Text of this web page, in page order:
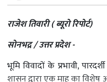
राजेश तिवारी ( ब्यूरो रिपोर्ट)
सोनभद्र / उत्तर प्रदेश -
भूमि विवादों के प्रभावी,
शासन द्वारा एक माह का विशेष